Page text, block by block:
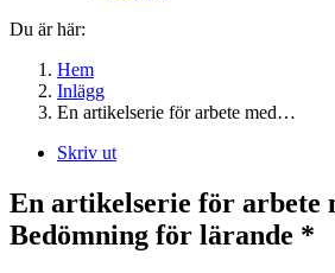
Du är här:
Hem
Inlägg
En artikelserie för arbete med…
Skriv ut
En artikelserie för arbete
Bedömning för lärande *